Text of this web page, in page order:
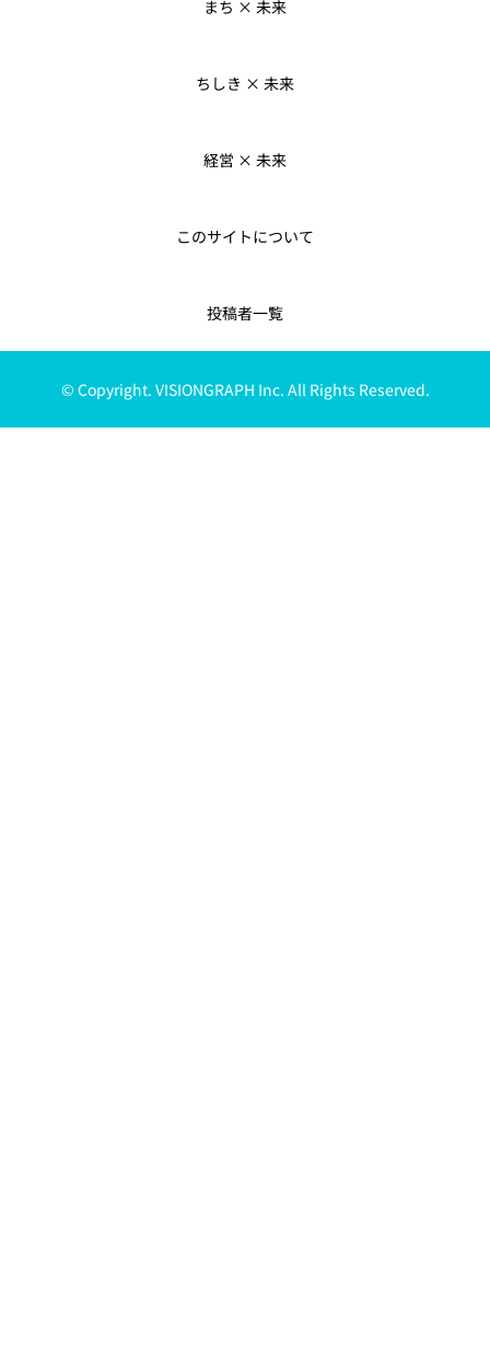
まち × 未来
ちしき × 未来
経営 × 未来
このサイトについて
投稿者一覧
© Copyright. VISIONGRAPH Inc. All Rights Reserved.